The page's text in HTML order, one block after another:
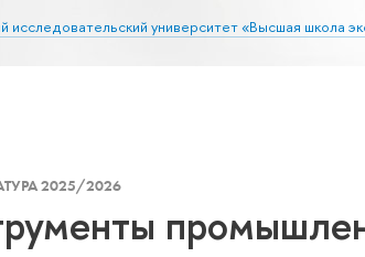
исследовательский университет «Высшая школа
2025/2026